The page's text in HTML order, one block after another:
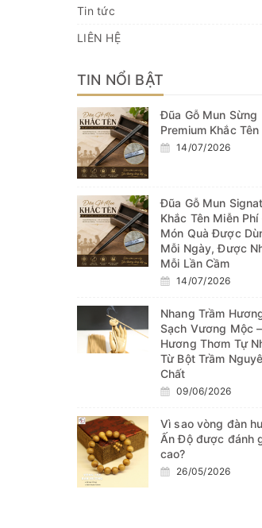
Tin tức
LIÊN HỆ
TIN NỔI BẬT
Đũa Gỗ Mun Sừng
Premium Khắc Tên
14/07/2026
Đũa Gỗ Mun
Khắc Tên Miễn Phí
Món Quà Được
Mỗi Ngày, Được
Mỗi Lần Cầm
14/07/2026
Nhang Trầm
Sạch Vương Mộc –
Hương Thơm Tự
Từ Bột Trầm
Chất
09/06/2026
Vì sao vòng đàn
Ấn Độ được đánh
cao?
26/05/2026